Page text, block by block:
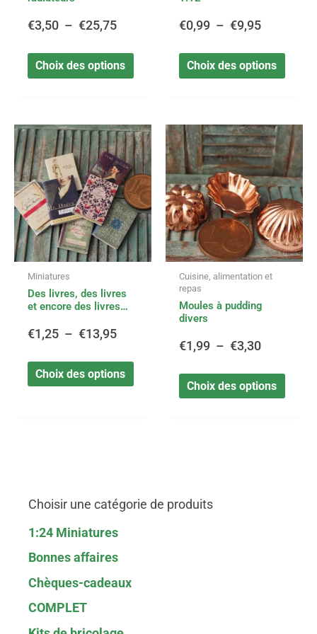
€3,50 – €25,75
Choix des options
produit
€0,99 – €9,95
Choix des options
Miniatures
Des livres, des livres
et encore des livres…
€1,25 – €13,95
Plage
de
prix :
€1,25
à
€13,95
Choix des options
Ce
produit
a
plusieurs
variations.
Les
options
peuvent
être
produit
Cuisine, alimentation et
repas
Moules à pudding
divers
€1,99 – €3,30
Plage
de
prix :
€1,99
à
Choix des options
Ce
a
Les
être
Choisir une catégorie de produits
1:24 Miniatures
Bonnes affaires
Chèques-cadeaux
COMPLET